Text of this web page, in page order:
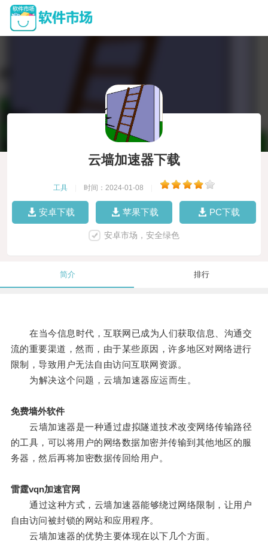
云墙加速器下载
工具 时间：2024-01-08
安卓下载 苹果下载 PC下载
安卓市场，安全绿色
简介 排行
在当今信息时代，互联网已成为人们获取信息、沟通交
流的重要渠道，然而，由于某些原因，许多地区对网络进行
限制，导致用户无法自由访问互联网资源。
为解决这个问题，云墙加速器应运而生。
免费墙外软件
云墙加速器是一种通过虚拟隧道技术改变网络传输路径
的工具，可以将用户的网络数据加密并传输到其他地区的服
务器，然后再将加密数据传回给用户。
雷霆vqn加速官网
通过这种方式，云墙加速器能够绕过网络限制，让用户
自由访问被封锁的网站和应用程序。
云墙加速器的优势主要体现在以下几个方面。